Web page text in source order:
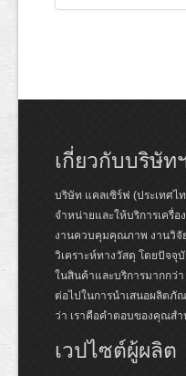
เกี่ยวกับบริษัท
บริษัท แคลเซิร์ฟ (ประเทศไ
จำหน่ายและให้บริการเครื่
งานควบคุมคุณภาพ งานวิจั
วิเคราะห์ทางวัสดุ โดยปัจจุ
ในสินค้าและบริการมากกว่
ต่อไปในการนำเสนอผลิต
ว่า เราคือคำตอบของคุณสำ
เวปไซต์ผู้ผลิต